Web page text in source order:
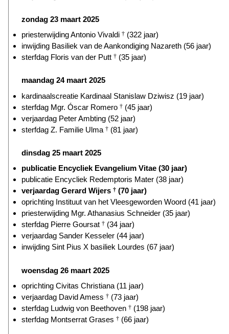
zondag 23 maart 2025
priesterwijding Antonio Vivaldi † (322 jaar)
inwijding Basiliek van de Aankondiging Nazareth (56 jaar)
sterfdag Floris van der Putt † (35 jaar)
maandag 24 maart 2025
kardinaalscreatie Kardinaal Stanislaw Dziwisz (19 jaar)
sterfdag Mgr. Óscar Romero † (45 jaar)
verjaardag Peter Ambting (52 jaar)
sterfdag Z. Familie Ulma † (81 jaar)
dinsdag 25 maart 2025
publicatie Encycliek Evangelium Vitae (30 jaar)
publicatie Encycliek Redemptoris Mater (38 jaar)
verjaardag Gerard Wijers † (70 jaar)
oprichting Instituut van het Vleesgeworden Woord (41 jaar)
priesterwijding Mgr. Athanasius Schneider (35 jaar)
sterfdag Pierre Goursat † (34 jaar)
verjaardag Sander Kesseler (44 jaar)
inwijding Sint Pius X basiliek Lourdes (67 jaar)
woensdag 26 maart 2025
oprichting Civitas Christiana (11 jaar)
verjaardag David Amess † (73 jaar)
sterfdag Ludwig von Beethoven † (198 jaar)
sterfdag Montserrat Grases † (66 jaar)